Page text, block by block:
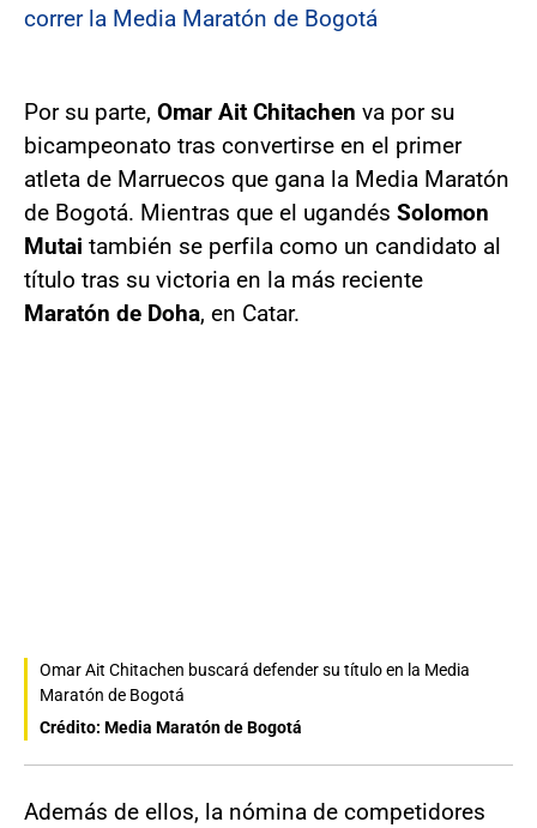
correr la Media Maratón de Bogotá
Por su parte, Omar Ait Chitachen va por su
bicampeonato tras convertirse en el primer
atleta de Marruecos que gana la Media Maratón
de Bogotá. Mientras que el ugandés Solomon
Mutai también se perfila como un candidato al
título tras su victoria en la más reciente
Maratón de Doha, en Catar.
Omar Ait Chitachen buscará defender su título en la Media
Maratón de Bogotá
Crédito: Media Maratón de Bogotá
Además de ellos, la nómina de competidores